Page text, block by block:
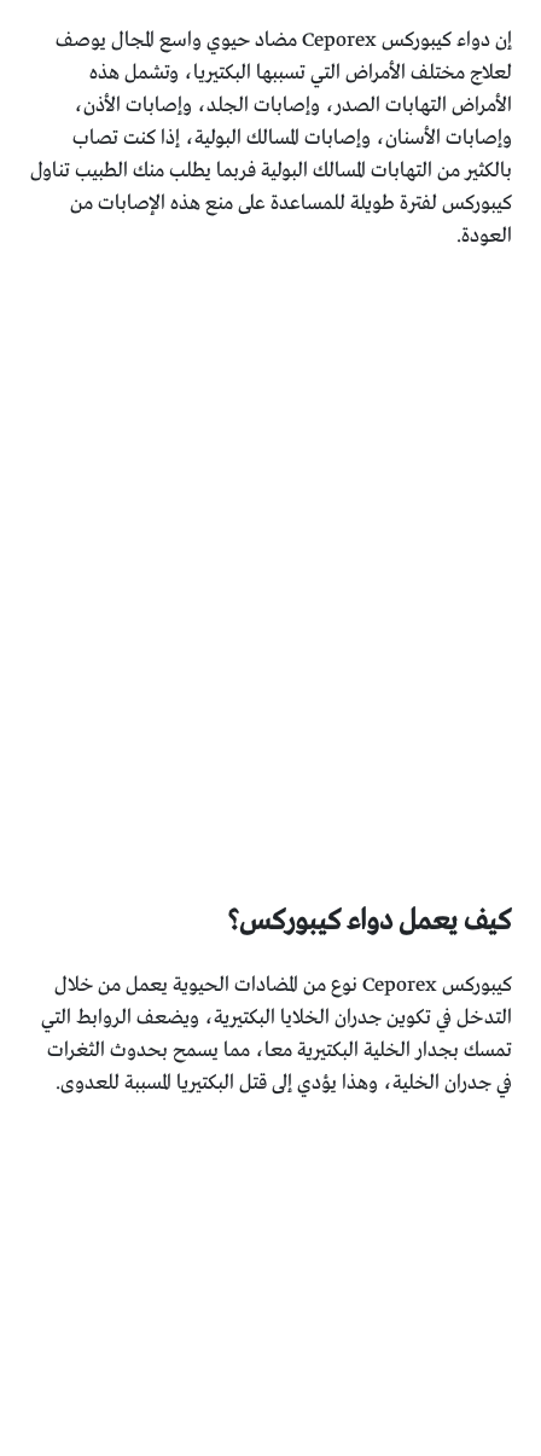
إن دواء كيبوركس Ceporex مضاد حيوي واسع المجال يوصف
لعلاج مختلف الأمراض التي تسببها البكتيريا، وتشمل هذه
الأمراض التهابات الصدر، وإصابات الجلد، وإصابات الأذن،
وإصابات الأسنان، وإصابات المسالك البولية، إذا كنت تصاب
بالكثير من التهابات المسالك البولية فربما يطلب منك الطبيب تناول
كيبوركس لفترة طويلة للمساعدة على منع هذه الإصابات من
العودة.
كيف يعمل دواء كيبوركس؟
كيبوركس Ceporex نوع من المضادات الحيوية يعمل من خلال
التدخل في تكوين جدران الخلايا البكتيرية، ويضعف الروابط التي
تمسك بجدار الخلية البكتيرية معا، مما يسمح بحدوث الثغرات
في جدران الخلية، وهذا يؤدي إلى قتل البكتيريا المسببة للعدوى.